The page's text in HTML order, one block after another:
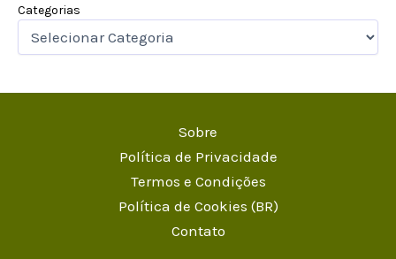
Categorias
Sobre
Política de Privacidade
Termos e Condições
Política de Cookies (BR)
Contato